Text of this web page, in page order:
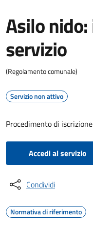
Asilo
servizio
(Regolamento comunale)
Servizio non attivo
Procedimento di
Accedi al servizio
Condividi
Normativa di riferimento